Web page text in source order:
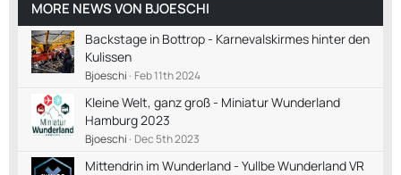
MORE NEWS VON BJOESCHI
Backstage in Bottrop - Karnevalskirmes hinter den
Kulissen
Bjoeschi Feb 11th 2024
Kleine Welt, ganz groß - Miniatur Wunderland
Hamburg 2023
Bjoeschi Dec 5th 2023
Mittendrin im Wunderland - Yullbe Wunderland VR